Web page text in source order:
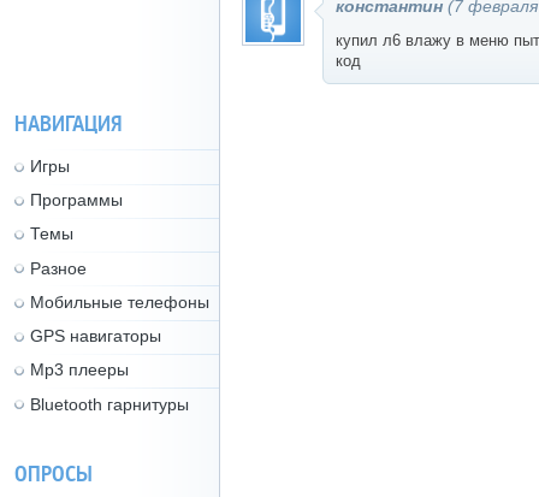
константин (7
купил л6 влажу в меню
код
НАВИГАЦИЯ
Игры
Программы
Темы
Разное
Мобильные телефоны
GPS навигаторы
Mp3 плееры
Bluetooth гарнитуры
ОПРОСЫ